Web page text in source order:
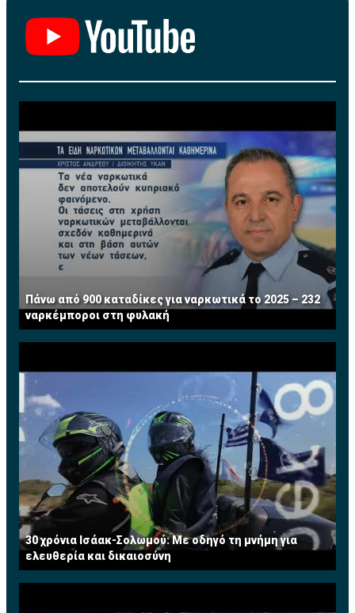
Πάνω από 900 καταδίκες για ναρκωτικά το 2025 – 232
ναρκέμποροι στη φυλακή
30 χρόνια Ισάακ-Σολωμού: Με οδηγό τη μνήμη για
ελευθερία και δικαιοσύνη